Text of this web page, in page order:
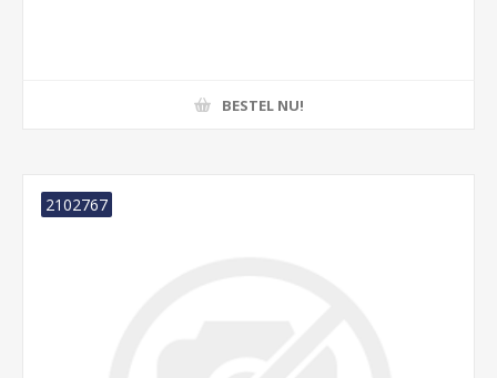
BESTEL NU!
2102767